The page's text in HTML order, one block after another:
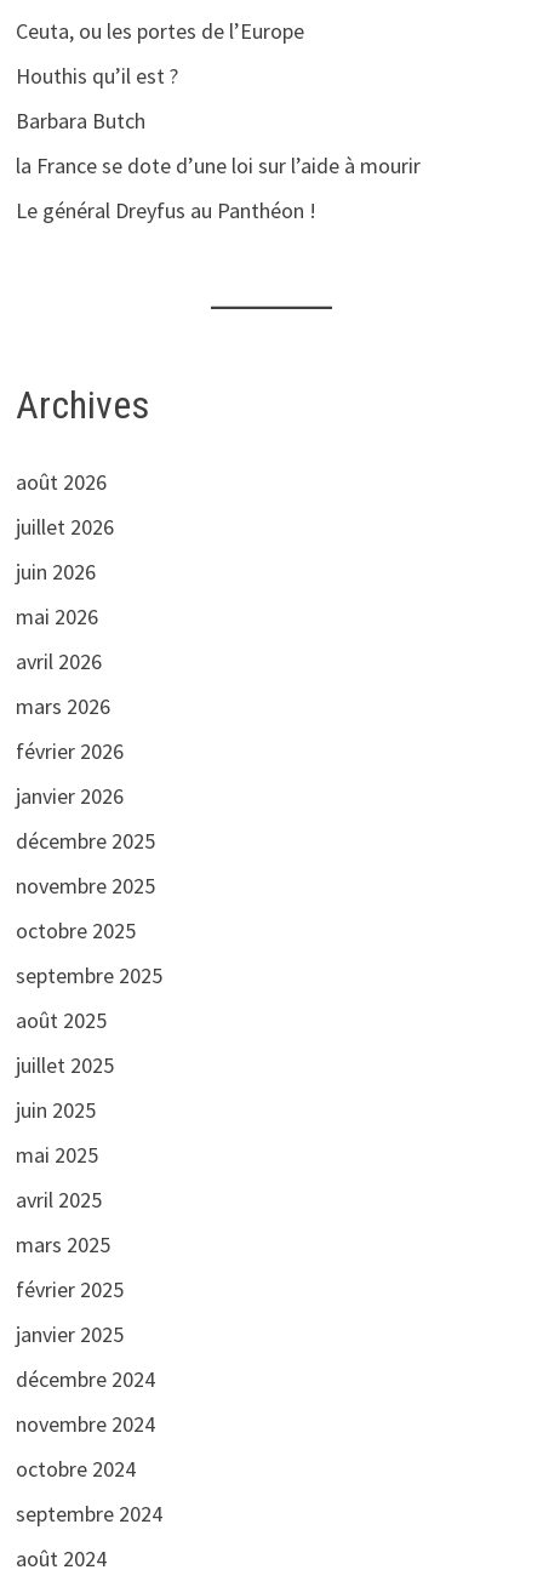
Ceuta, ou les portes de l’Europe
Houthis qu’il est ?
Barbara Butch
la France se dote d’une loi sur l’aide à mourir
Le général Dreyfus au Panthéon !
Archives
août 2026
juillet 2026
juin 2026
mai 2026
avril 2026
mars 2026
février 2026
janvier 2026
décembre 2025
novembre 2025
octobre 2025
septembre 2025
août 2025
juillet 2025
juin 2025
mai 2025
avril 2025
mars 2025
février 2025
janvier 2025
décembre 2024
novembre 2024
octobre 2024
septembre 2024
août 2024